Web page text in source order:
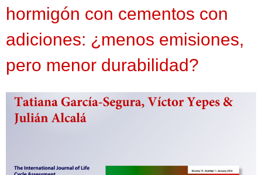
hormigón con cementos con
adiciones: ¿menos emisiones,
pero menor durabilidad?